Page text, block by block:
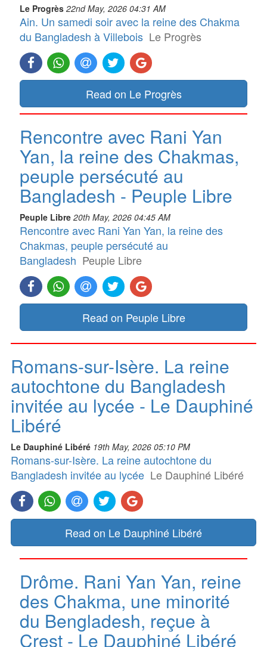
Le Progrès 22nd May, 2026 04:31 AM
Ain. Un samedi soir avec la reine des Chakma
du Bangladesh à Villebois Le Progrès
Read on Le Progrès
Rencontre avec Rani Yan
Yan, la reine des Chakmas,
peuple persécuté au
Bangladesh - Peuple Libre
Peuple Libre 20th May, 2026 04:45 AM
Rencontre avec Rani Yan Yan, la reine des
Chakmas, peuple persécuté au
Bangladesh Peuple Libre
Read on Peuple Libre
Romans-sur-Isère. La reine
autochtone du Bangladesh
invitée au lycée - Le Dauphiné
Libéré
Le Dauphiné Libéré 19th May, 2026 05:10 PM
Romans-sur-Isère. La reine autochtone du
Bangladesh invitée au lycée Le Dauphiné Libéré
Read on Le Dauphiné Libéré
Drôme. Rani Yan Yan, reine
des Chakma, une minorité
du Bengladesh, reçue à
Crest - Le Dauphiné Libéré